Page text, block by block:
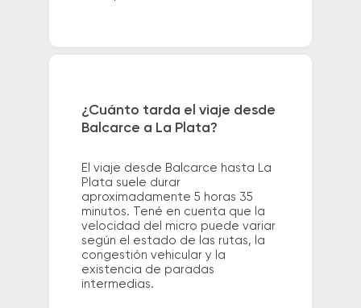
¿Cuánto tarda el viaje desde
Balcarce a La Plata?
El viaje desde Balcarce hasta La
Plata suele durar
aproximadamente 5 horas 35
minutos. Tené en cuenta que la
velocidad del micro puede variar
según el estado de las rutas, la
congestión vehicular y la
existencia de paradas
intermedias.